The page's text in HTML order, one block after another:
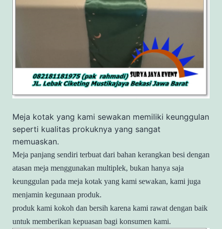
Meja kotak yang kami sewakan memiliki keunggulan
seperti kualitas prokuknya yang sangat
memuaskan.
Meja panjang sendiri terbuat dari bahan kerangkan besi dengan
atasan meja menggunakan multiplek, bukan hanya saja
keunggulan pada meja kotak yang kami sewakan, kami juga
menjamin kegunaan produk.
produk kami kokoh dan bersih karena kami rawat dengan baik
untuk memberikan kepuasan bagi konsumen kami.